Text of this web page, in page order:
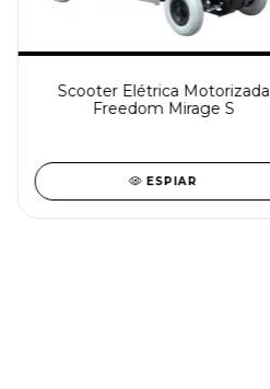
Scooter Elétrica Motorizada
Freedom Mirage S
ESPIAR